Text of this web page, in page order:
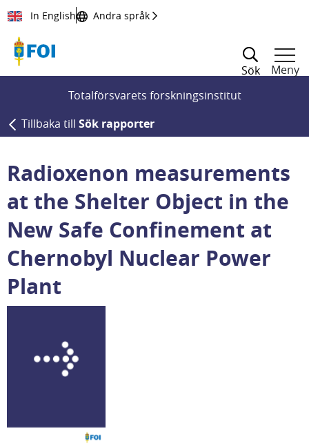
Till innehållet
In English Andra språk
Sök
Meny
Totalförsvarets forskningsinstitut
Tillbaka till Sök rapporter
Radioxenon measurements
at the Shelter Object in the
New Safe Confinement at
Chernobyl Nuclear Power
Plant